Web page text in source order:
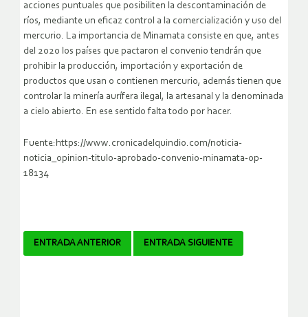
acciones puntuales que posibiliten la descontaminación de
ríos, mediante un eficaz control a la comercialización y uso del
mercurio. La importancia de Minamata consiste en que, antes
del 2020 los países que pactaron el convenio tendrán que
prohibir la producción, importación y exportación de
productos que usan o contienen mercurio, además tienen que
controlar la minería aurífera ilegal, la artesanal y la denominada
a cielo abierto. En ese sentido falta todo por hacer.
Fuente:https://www.cronicadelquindio.com/noticia-
noticia_opinion-titulo-aprobado-convenio-minamata-op-
18134
Navegador
ENTRADA ANTERIOR ENTRADA SIGUIENTE